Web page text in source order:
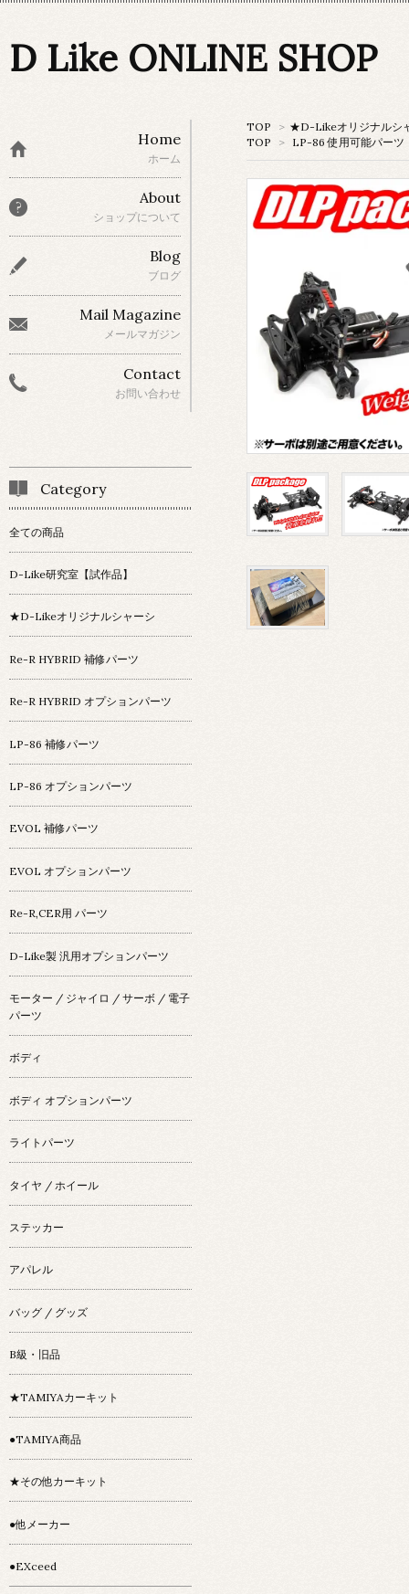
D Like ONLINE SHOP
TOP > ★D-Likeオリジナルシ
TOP
> LP-86 使用可能パーツ
Home
ホーム
About
ショップについて
Blog
ブログ
Mail Magazine
メールマガジン
Contact
お問い合わせ
Category
全ての商品
D-Like研究室【試作品】
★D-Likeオリジナルシャーシ
Re-R HYBRID 補修パーツ
Re-R HYBRID オプションパーツ
LP-86 補修パーツ
LP-86 オプションパーツ
EVOL 補修パーツ
EVOL オプションパーツ
Re-R,CER用 パーツ
D-Like製 汎用オプションパーツ
モーター / ジャイロ / サーボ / 電子
パーツ
ボディ
ボディ オプションパーツ
ライトパーツ
タイヤ / ホイール
ステッカー
アパレル
バッグ / グッズ
B級・旧品
★TAMIYAカーキット
●TAMIYA商品
★その他カーキット
●他メーカー
●EXceed